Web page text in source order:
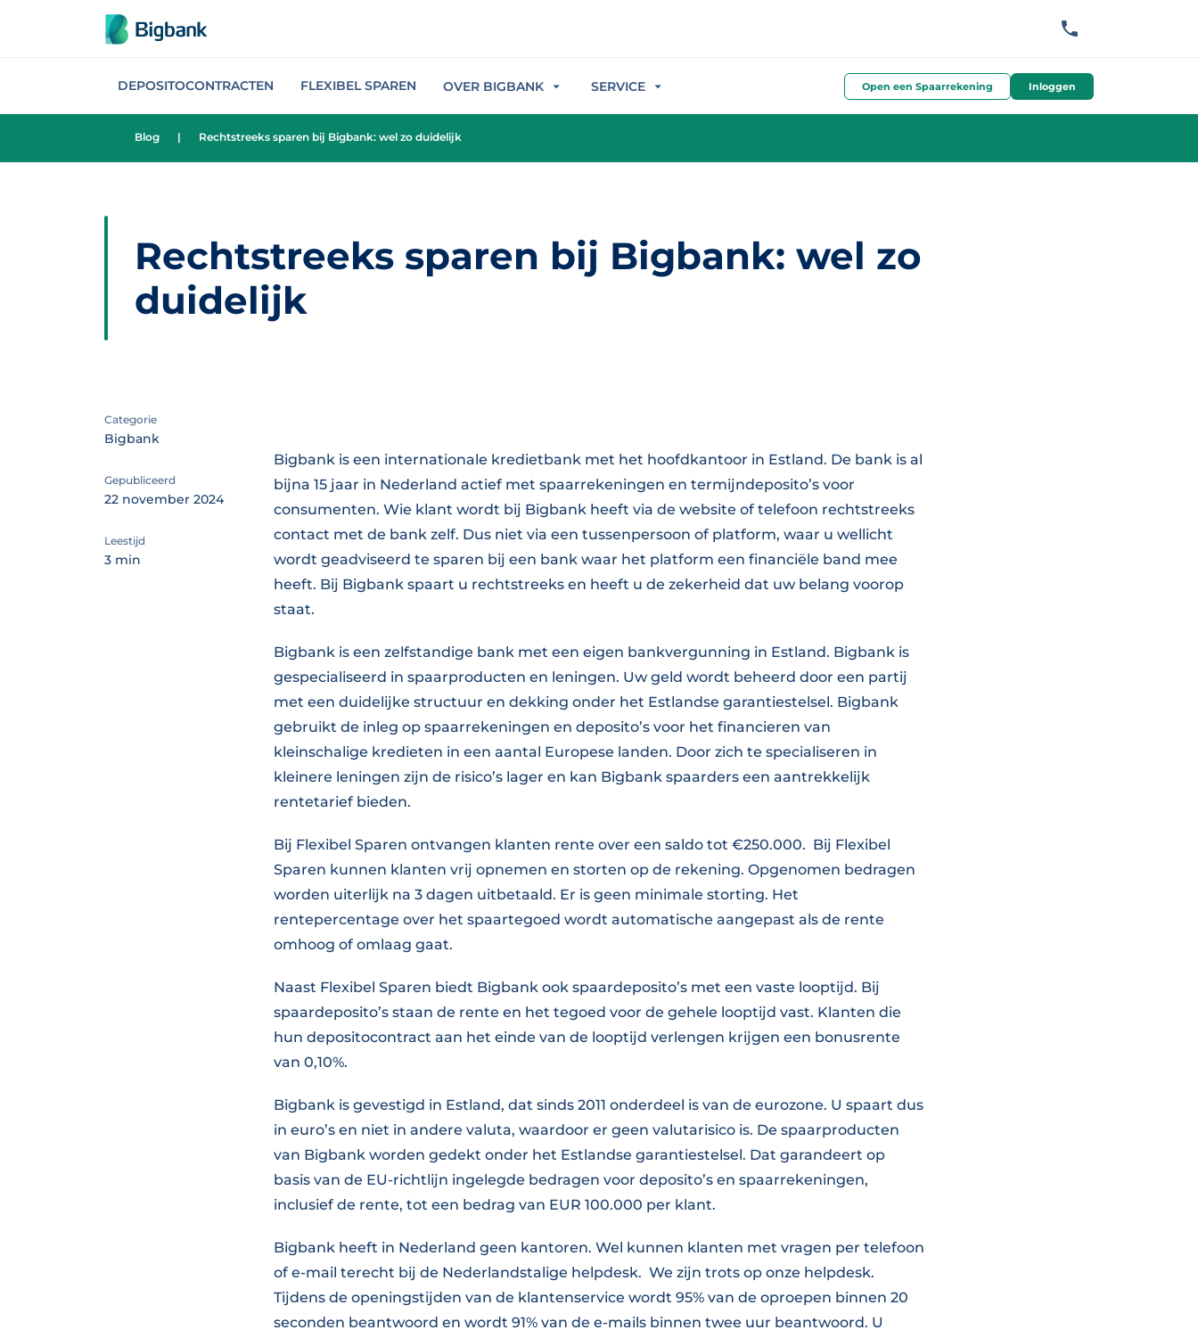
Spring naar onderwerp
DEPOSITOCONTRACTEN FLEXIBEL SPAREN OVER BIGBANK SERVICE Open een Spaarrekening Inloggen
Blog | Rechtstreeks sparen bij Bigbank: wel zo duidelijk
Rechtstreeks sparen bij Bigbank: wel zo
duidelijk
Categorie
Bigbank
Gepubliceerd
22 november 2024
Leestijd
3 min
Bigbank is een internationale kredietbank met het hoofdkantoor in Estland. De bank is al
bijna 15 jaar in Nederland actief met spaarrekeningen en termijndeposito’s voor
consumenten. Wie klant wordt bij Bigbank heeft via de website of telefoon rechtstreeks
contact met de bank zelf. Dus niet via een tussenpersoon of platform, waar u wellicht
wordt geadviseerd te sparen bij een bank waar het platform een financiële band mee
heeft. Bij Bigbank spaart u rechtstreeks en heeft u de zekerheid dat uw belang voorop
staat.
Bigbank is een zelfstandige bank met een eigen bankvergunning in Estland. Bigbank is
gespecialiseerd in spaarproducten en leningen. Uw geld wordt beheerd door een partij
met een duidelijke structuur en dekking onder het Estlandse garantiestelsel. Bigbank
gebruikt de inleg op spaarrekeningen en deposito’s voor het financieren van
kleinschalige kredieten in een aantal Europese landen. Door zich te specialiseren in
kleinere leningen zijn de risico’s lager en kan Bigbank spaarders een aantrekkelijk
rentetarief bieden.
Bij Flexibel Sparen ontvangen klanten rente over een saldo tot €250.000. Bij Flexibel
Sparen kunnen klanten vrij opnemen en storten op de rekening. Opgenomen bedragen
worden uiterlijk na 3 dagen uitbetaald. Er is geen minimale storting. Het
rentepercentage over het spaartegoed wordt automatische aangepast als de rente
omhoog of omlaag gaat.
Naast Flexibel Sparen biedt Bigbank ook spaardeposito’s met een vaste looptijd. Bij
spaardeposito’s staan de rente en het tegoed voor de gehele looptijd vast. Klanten die
hun depositocontract aan het einde van de looptijd verlengen krijgen een bonusrente
van 0,10%.
Bigbank is gevestigd in Estland, dat sinds 2011 onderdeel is van de eurozone. U spaart dus
in euro’s en niet in andere valuta, waardoor er geen valutarisico is. De spaarproducten
van Bigbank worden gedekt onder het Estlandse garantiestelsel. Dat garandeert op
basis van de EU-richtlijn ingelegde bedragen voor deposito’s en spaarrekeningen,
inclusief de rente, tot een bedrag van EUR 100.000 per klant.
Bigbank heeft in Nederland geen kantoren. Wel kunnen klanten met vragen per telefoon
of e-mail terecht bij de Nederlandstalige helpdesk. We zijn trots op onze helpdesk.
Tijdens de openingstijden van de klantenservice wordt 95% van de oproepen binnen 20
seconden beantwoord en wordt 91% van de e-mails binnen twee uur beantwoord. U